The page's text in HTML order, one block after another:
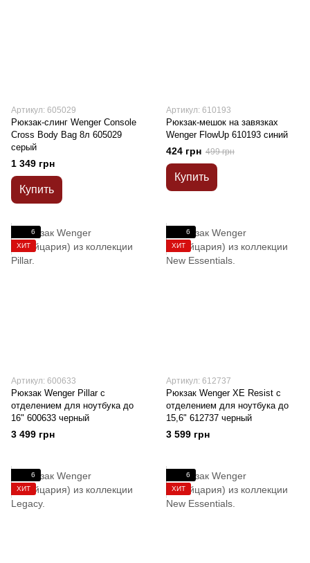
Артикул: 605029
Рюкзак-слинг Wenger Console
Cross Body Bag 8л 605029
серый
1 349 грн
Купить
Артикул: 610193
Рюкзак-мешок на завязках
Wenger FlowUp 610193 синий
424 грн 499 грн
Купить
6
ХИТ
Артикул: 600633
Рюкзак Wenger Pillar с
отделением для ноутбука до
16" 600633 черный
3 499 грн
6
ХИТ
Артикул: 612737
Рюкзак Wenger XE Resist с
отделением для ноутбука до
15,6" 612737 черный
3 599 грн
6
ХИТ
6
ХИТ